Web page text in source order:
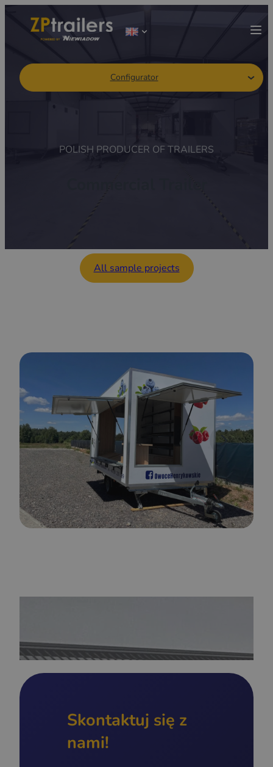
Configurator
POLISH PRODUCER OF TRAILERS
All sample projects
Skontaktuj się z
nami!